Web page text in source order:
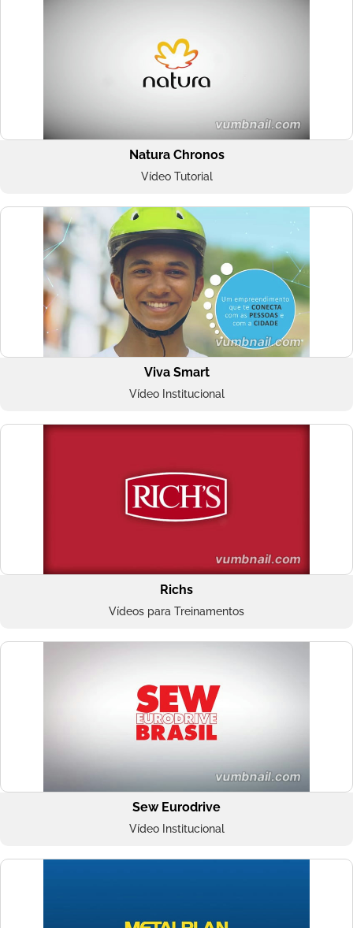
Natura Chronos
Vídeo Tutorial
Viva Smart
Vídeo Institucional
Richs
Vídeos para Treinamentos
Sew Eurodrive
Vídeo Institucional